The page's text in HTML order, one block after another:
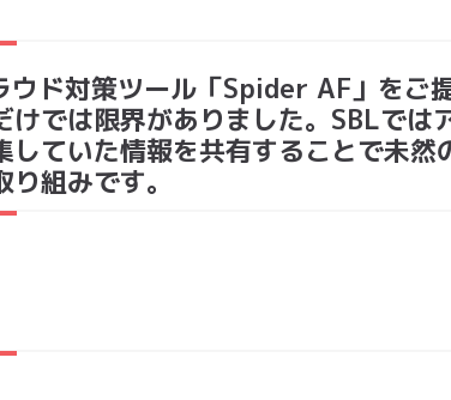
ド対策ツール「Spider AF」をご
では限界がありました。SBLでは
ていた情報を共有することで未然
組みです。